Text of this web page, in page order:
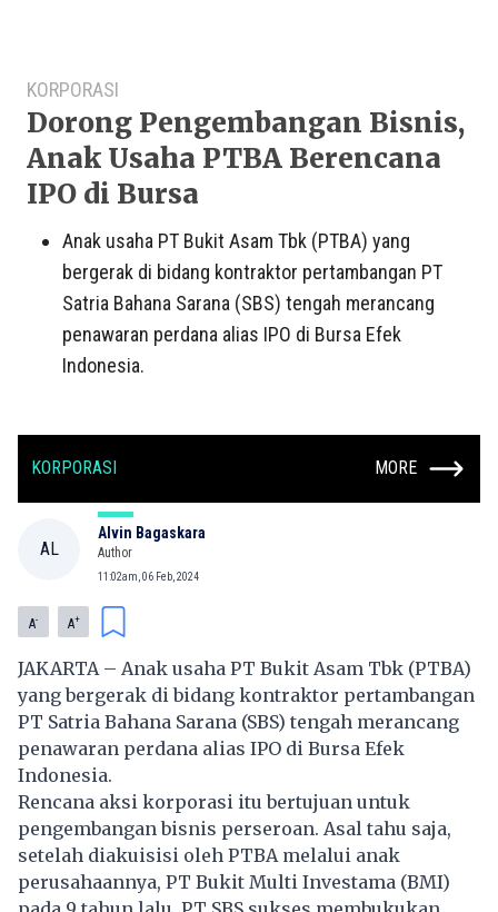
KORPORASI
Dorong Pengembangan Bisnis,
Anak Usaha PTBA Berencana
IPO di Bursa
Anak usaha PT Bukit Asam Tbk (PTBA) yang
bergerak di bidang kontraktor pertambangan PT
Satria Bahana Sarana (SBS) tengah merancang
penawaran perdana alias IPO di Bursa Efek
Indonesia.
KORPORASI MORE
AL
Alvin Bagaskara
Author
11:02am, 06 Feb, 2024
A- A+
JAKARTA – Anak usaha PT Bukit Asam Tbk (PTBA)
yang bergerak di bidang kontraktor pertambangan
PT Satria Bahana Sarana (SBS) tengah merancang
penawaran perdana alias IPO di Bursa Efek
Indonesia.
Rencana aksi korporasi itu bertujuan untuk
pengembangan bisnis perseroan. Asal tahu saja,
setelah diakuisisi oleh PTBA melalui anak
perusahaannya, PT Bukit Multi Investama (BMI)